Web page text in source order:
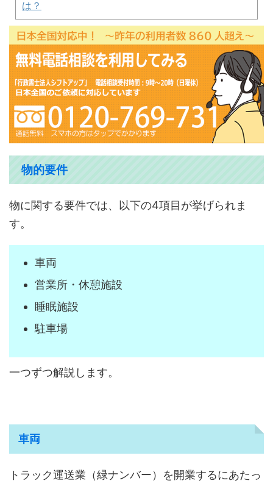
は？
物的要件
物に関する要件では、以下の4項目が挙げられま
す。
車両
営業所・休憩施設
睡眠施設
駐車場
一つずつ解説します。
車両
トラック運送業（緑ナンバー）を開業するにあたっ